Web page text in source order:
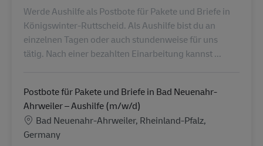
Werde Aushilfe als Postbote für Pakete und Briefe in
Königswinter-Ruttscheid. Als Aushilfe bist du an
einzelnen Tagen oder auch stundenweise für uns
tätig. Nach einer bezahlten Einarbeitung kannst ...
Postbote für Pakete und Briefe in Bad Neuenahr-
Ahrweiler – Aushilfe (m/w/d)
Location
Bad Neuenahr-Ahrweiler, Rheinland-Pfalz,
Germany